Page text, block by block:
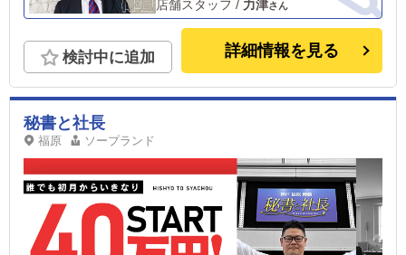
店舗スタッフ / 力津
検討中に追加 詳細情報を見る
秘書と社長
福原 ソープランド